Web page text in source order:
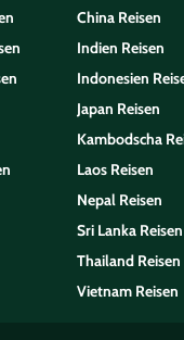
China Reisen
Indien Reisen
Indonesien
Japan Reisen
Kambodscha
Laos Reisen
Nepal Reisen
Sri Lanka Reisen
Thailand Reisen
Vietnam Reisen